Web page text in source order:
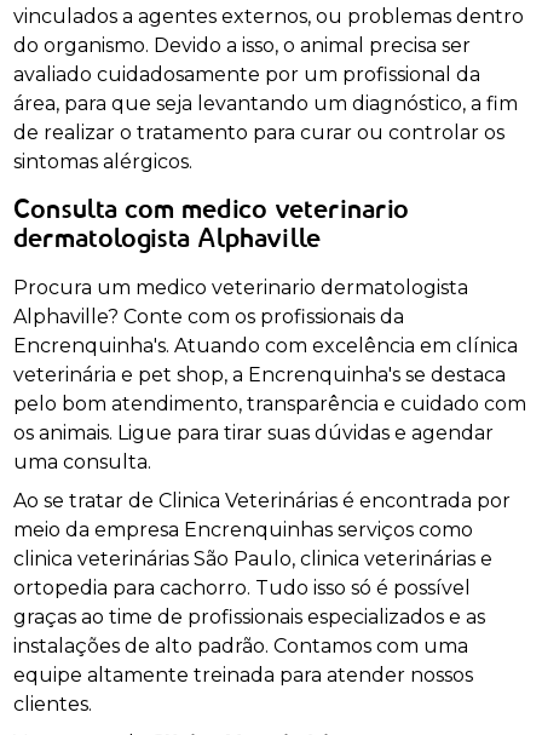
vinculados a agentes externos, ou problemas dentro
do organismo. Devido a isso, o animal precisa ser
avaliado cuidadosamente por um profissional da
área, para que seja levantando um diagnóstico, a fim
de realizar o tratamento para curar ou controlar os
sintomas alérgicos.
Consulta com medico veterinario
dermatologista Alphaville
Procura um medico veterinario dermatologista
Alphaville? Conte com os profissionais da
Encrenquinha's. Atuando com excelência em clínica
veterinária e pet shop, a Encrenquinha's se destaca
pelo bom atendimento, transparência e cuidado com
os animais. Ligue para tirar suas dúvidas e agendar
uma consulta.
Ao se tratar de Clinica Veterinárias é encontrada por
meio da empresa Encrenquinhas serviços como
clinica veterinárias São Paulo, clinica veterinárias e
ortopedia para cachorro. Tudo isso só é possível
graças ao time de profissionais especializados e as
instalações de alto padrão. Contamos com uma
equipe altamente treinada para atender nossos
clientes.